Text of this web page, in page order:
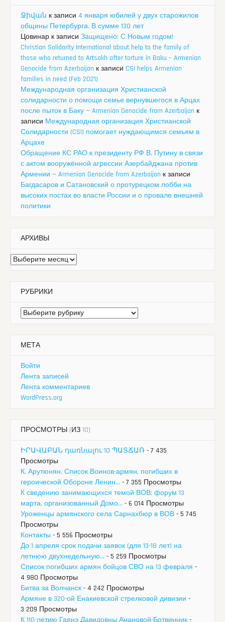
Ջիվան к записи 4 января юбилей у двух старожилов
общины Петербурга. В сумме 130 лет
Цовинар к записи Защищено: С Новым годом!
Christian Solidarity International about help to the family of
those who returned to Artsakh after torture in Baku – Armenian
Genocide from Azerbaijan к записи CSI helps Armenian
families in need (Feb 2021)
Международная организация Христианской
солидарности о помощи семье вернувшегося в Арцах
после пыток в Баку — Armenian Genocide from Azerbaijan к
записи Международная организация Христианской
Солидарности (CSI) помогает нуждающимся семьям в
Арцахе
Обращение КС РАО к президенту РФ В. Путину в связи
с актом вооружённой агрессии Азербайджана против
Армении — Armenian Genocide from Azerbaijan к записи
Багдасаров и Сатановский о протурецком лобби на
высоких постах во власти России и о провале внешней
политики
АРХИВЫ
Архивы
РУБРИКИ
Рубрики
МЕТА
Войти
Лента записей
Лента комментариев
WordPress.org
ПРОСМОТРЫ (ИЗ 10)
ԻՐԱՎԱԲԱՆ դառնալու 10 ՊԱՏՃԱՌ - 7 435
Просмотры
К. Арутюнян. Список Воинов-армян, погибших в
героической Обороне Ленин... - 7 355 Просмотры
К сведению занимающихся темой ВОВ: форум 13
марта, организованный Домо... - 6 014 Просмотры
Уроженцы армянского села Сарнахбюр в ВОВ - 5 745
Просмотры
Контакты - 5 556 Просмотры
До 1 апреля срок подачи заявок (для 13-18 лет) на
летнюю двухнедельную... - 5 259 Просмотры
Список погибших армян бойцов СВО на 13 февраля -
4 980 Просмотры
Битва за Волчанск - 4 242 Просмотры
Армяне в 320-ой Енакиевской стрелковой дивизии -
3 209 Просмотры
К 110-летию Гаянэ Давидовны Анановой-Ботвинник -